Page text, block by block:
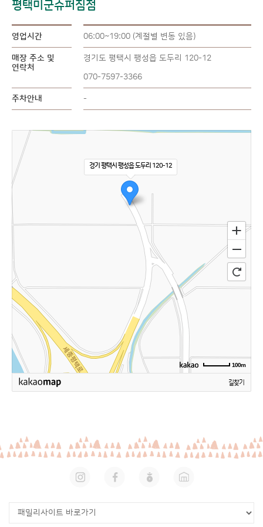
평택미군슈퍼짐점
영업시간 06:00~19:00 (계절별 변동 있음)
매장 주소 및
연락처
경기도 평택시 팽성읍 도두리 120-12
070-7597-3366
주차안내 -
경기 평택시 팽성읍 도두리 120-12
100m
길찾기